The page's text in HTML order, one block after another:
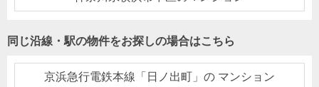
マン
ショ
築・
中古
料
査
却
相
案内（首
都圏）
案内（名
古屋）
案内（関
西）
つ
要
Way
経営ビジ
役員一
情報
採用情報
法人のお客さま
同じ沿線・駅の物件をお探しの場合はこちら
京浜急行電鉄本線「日ノ出町」の マンション